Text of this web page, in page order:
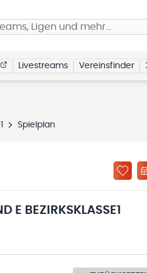
Ligen und mehr…
Livestreams Vereinsfinder
Spielplan
E BEZIRKSKLASSE1